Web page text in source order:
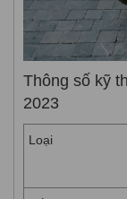
Thông số kỹ
2023
Loại